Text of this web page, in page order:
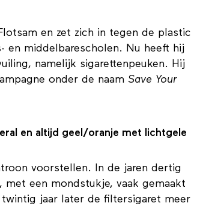
en zet zich in tegen de plastic
en middelbarescholen. Nu heeft hij
namelijk sigarettenpeuken. Hij
onder de naam Save Your
en altijd geel/oranje met lichtgele
voorstellen. In de jaren dertig
met een mondstukje, vaak gemaakt
jaar later de filtersigaret meer